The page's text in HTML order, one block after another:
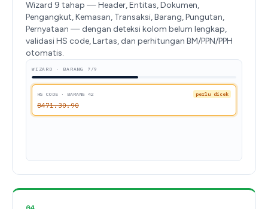
Wizard 9 tahap — Header, Entitas, Dokumen,
Pengangkut, Kemasan, Transaksi, Barang, Pungutan,
Pernyataan — dengan deteksi kolom belum lengkap,
validasi HS code, Lartas, dan perhitungan BM/PPN/PPH
otomatis.
WIZARD · BARANG 7/9
HS CODE · BARANG 42 perlu dicek
8471.3O.90